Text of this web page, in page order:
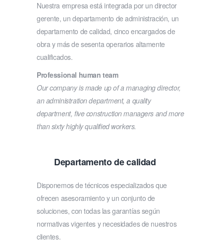
Nuestra empresa está integrada por un director
gerente, un departamento de administración, un
departamento de calidad, cinco encargados de
obra y más de sesenta operarios altamente
cualificados.
Professional human team
Our company is made up of a managing director,
an administration department, a quality
department, five construction managers and more
than sixty highly qualified workers.
Departamento de calidad
Disponemos de técnicos especializados que
ofrecen asesoramiento y un conjunto de
soluciones, con todas las garantías según
normativas vigentes y necesidades de nuestros
clientes.